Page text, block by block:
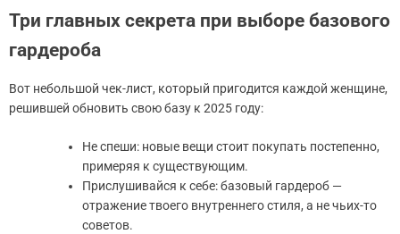
Три главных секрета при выборе базового
гардероба
Вот небольшой чек-лист, который пригодится каждой женщине,
решившей обновить свою базу к 2025 году:
Не спеши: новые вещи стоит покупать постепенно,
примеряя к существующим.
Прислушивайся к себе: базовый гардероб —
отражение твоего внутреннего стиля, а не чьих-то
советов.